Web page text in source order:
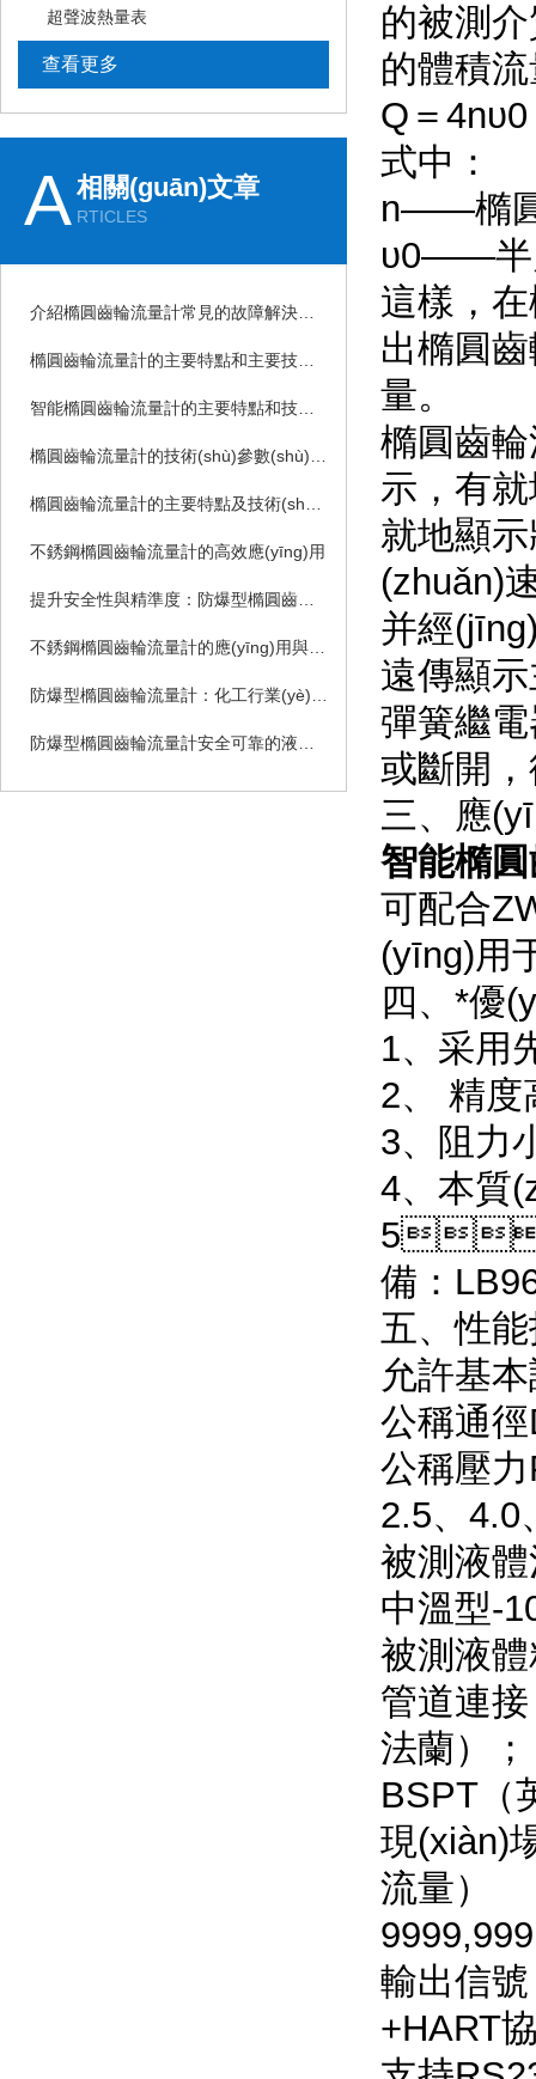
超聲波熱量表
查看更多
A相關(guān)文章
RTICLES
不銹鋼橢圓齒輪流量計的高效應(yīng)用
的被測介
的體積
Q＝4nυ0
式中：
n——橢圓
υ0——半
這樣
出橢圓
量。
橢圓齒
示，有就
就地顯
(zhuǎn)速
并經
遠傳顯
彈簧繼
或斷開
三、
智能橢
可配合
(yīng)用
四、*
1、
2、
3、
4、本質
5
備：
五、性
允許基本
公稱通徑
公稱壓力
2.5、4.0
被測液
中溫型-
被測液
管道連接
法蘭）；
BSPT（
現(xiàn)
流量）
輸出信
+HART協